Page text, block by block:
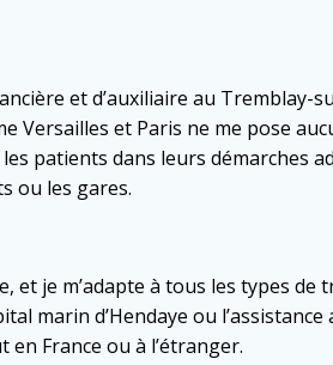
et d’auxiliaire au
Versailles et Paris ne me pose
patients dans leurs démarches
ou les gares.
je m’adapte à tous les types de
marin d’Hendaye ou
France ou à l’étranger.